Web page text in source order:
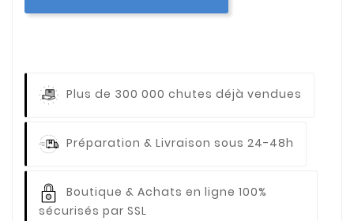
Plus de 300 000 chutes déjà vendues
Préparation & Livraison sous 24-48h
Boutique & Achats en ligne 100%
sécurisés par SSL